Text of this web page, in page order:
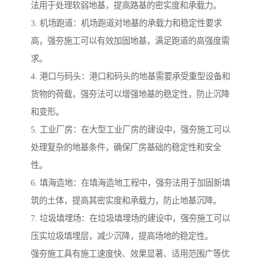
法用于处理软弱地基，提高路基的密实度和承载力。
3. 机场跑道：机场跑道对地基的承载力和稳定性要求
高，强夯施工可以有效加固地基，满足跑道的高强度需
求。
4. 港口与码头：港口和码头的地基需要承受重型设备和
货物的荷载，强夯法可以增强地基的稳定性，防止沉降
和变形。
5. 工业厂房：在大型工业厂房的建设中，强夯施工可以
处理复杂的地基条件，确保厂房基础的稳定性和安全
性。
6. 填海造地：在填海造地工程中，强夯法用于加固新填
筑的土体，提高其密实度和承载力，防止地基沉降。
7. 垃圾填埋场：在垃圾填埋场的建设中，强夯施工可以
压实垃圾填埋层，减少沉降，提高场地的稳定性。
强夯施工具有施工速度快、效果显著、适用范围广等优